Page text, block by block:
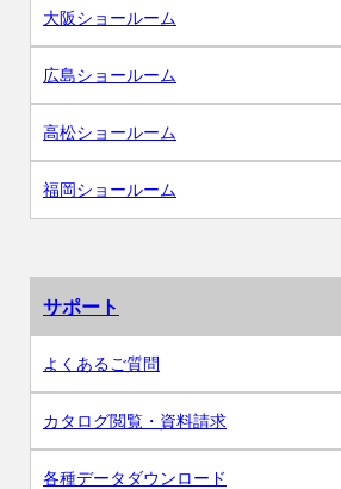
大阪ショールーム
広島ショールーム
高松ショールーム
福岡ショールーム
サポート
よくあるご質問
カタログ閲覧・資料請求
各種データダウンロード